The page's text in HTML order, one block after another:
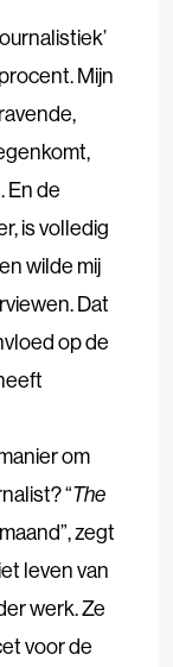
Mijn
En de
is volledig
wilde mij
Dat
op de
om
“The
zegt
leven van
werk. Ze
voor de